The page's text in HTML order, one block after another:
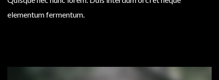
elementum fermentum.